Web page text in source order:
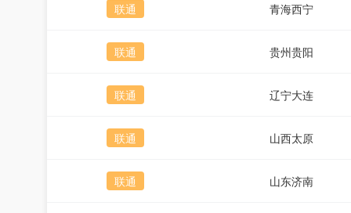
联通 青海西宁
联通 贵州贵阳
联通 辽宁大连
联通 山西太原
联通 山东济南